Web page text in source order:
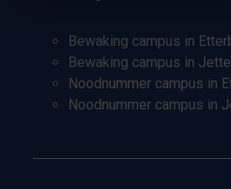
Bewaking campus in
Bewaking campus in Jette
Noodnummer campus in
Noodnummer campus in